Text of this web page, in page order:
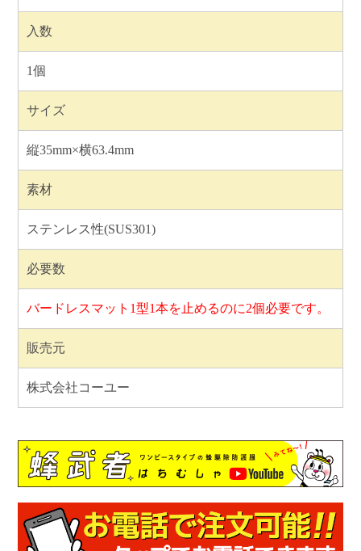
入数
1個
サイズ
縦35mm×横63.4mm
素材
ステンレス性(SUS301)
必要数
バードレスマット1型1本を止めるのに2個必要です。
販売元
株式会社コーユー